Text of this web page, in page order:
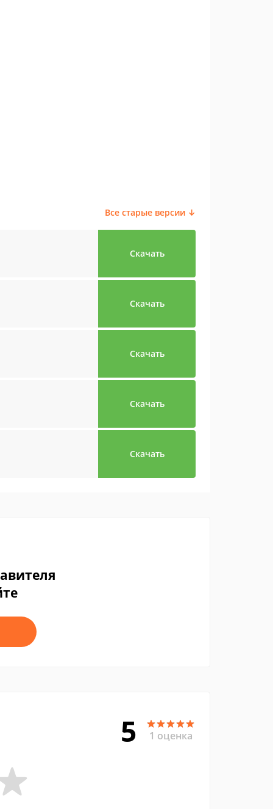
Все старые версии ↓
Скачать
Скачать
Скачать
Скачать
Скачать
5 1 оценка